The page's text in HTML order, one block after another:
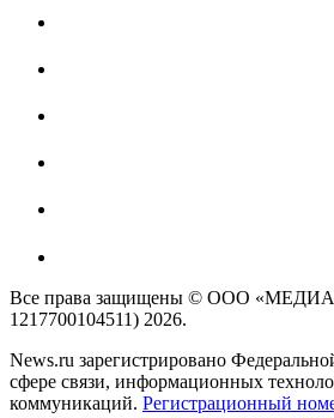
Все права защищены © ООО
1217700104511) 2026.
News.ru зарегистрировано
сфере связи, информационных
коммуникаций. Регистрационный